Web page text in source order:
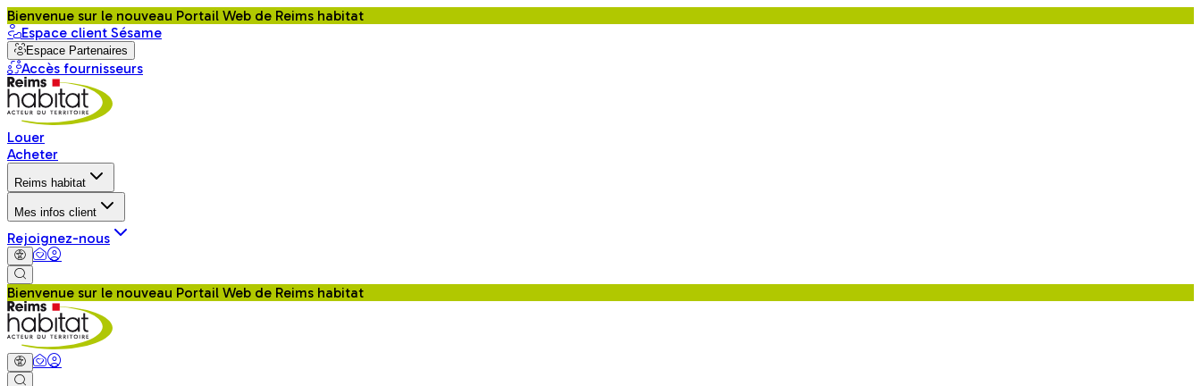
Bienvenue sur le nouveau Portail Web de Reims habitat
Espace client Sésame
Espace Partenaires
Accès fournisseurs
Louer
Acheter
Reims habitat
Mes infos client
Rejoignez-nous
Bienvenue sur le nouveau Portail Web de Reims habitat